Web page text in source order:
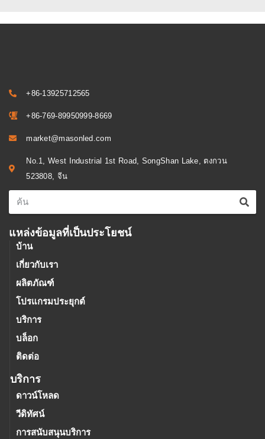
+86-13925712565
+86-769-89950999-8669
market@masonled.com
No.1, West Industrial 1st Road, SongShan Lake, ตงกวน
523808, จีน
แหล่งข้อมูลที่เป็นประโยชน์
บ้าน
เกี่ยวกับเรา
ผลิตภัณฑ์
โปรแกรมประยุกต์
บริการ
บล็อก
ติดต่อ
บริการ
ดาวน์โหลด
วีดิทัศน์
การสนับสนุนบริการ